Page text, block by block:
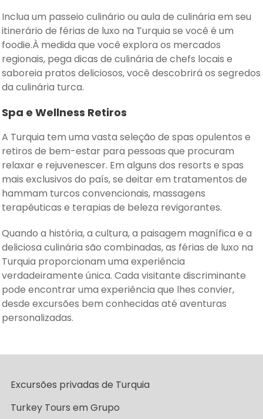
Inclua um passeio culinário ou aula de culinária em seu
itinerário de férias de luxo na Turquia se você é um
foodie.À medida que você explora os mercados
regionais, pega dicas de culinária de chefs locais e
saboreia pratos deliciosos, você descobrirá os segredos
da culinária turca.
Spa e Wellness Retiros
A Turquia tem uma vasta seleção de spas opulentos e
retiros de bem-estar para pessoas que procuram
relaxar e rejuvenescer. Em alguns dos resorts e spas
mais exclusivos do país, se deitar em tratamentos de
hammam turcos convencionais, massagens
terapêuticas e terapias de beleza revigorantes.
Quando a história, a cultura, a paisagem magnífica e a
deliciosa culinária são combinadas, as férias de luxo na
Turquia proporcionam uma experiência
verdadeiramente única. Cada visitante discriminante
pode encontrar uma experiência que lhes convier,
desde excursões bem conhecidas até aventuras
personalizadas.
Excursões privadas de Turquia
Turkey Tours em Grupo